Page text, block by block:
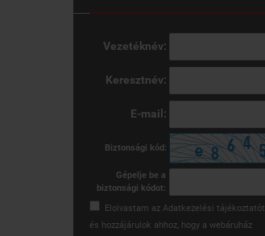
Vezetéknév:
Keresztnév:
E-mail:
Biztonsági kód:
Gépelje be a
biztonsági kódot:
Elolvastam az Adatkezelési tájékoztatót
és hozzájárulok ahhoz, hogy a webáruház